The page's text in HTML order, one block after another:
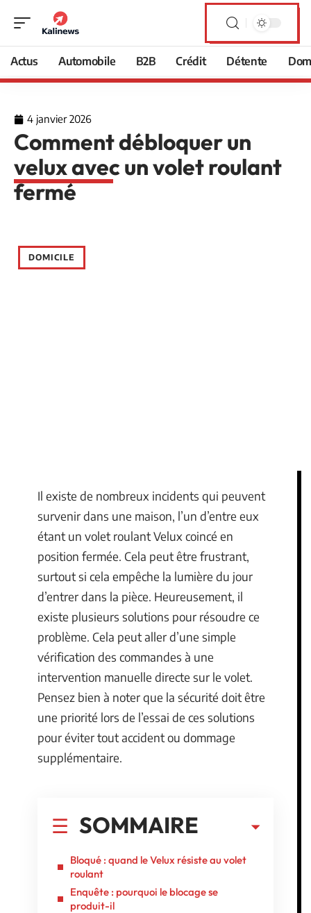
Actus Automobile B2B Crédit Détente
4 janvier 2026
Comment débloquer un
velux avec un volet roulant
fermé
DOMICILE
Il existe de nombreux incidents qui peuvent
survenir dans une maison, l’un d’entre eux
étant un volet roulant Velux coincé en
position fermée. Cela peut être frustrant,
surtout si cela empêche la lumière du jour
d’entrer dans la pièce. Heureusement, il
existe plusieurs solutions pour résoudre ce
problème. Cela peut aller d’une simple
vérification des commandes à une
intervention manuelle directe sur le volet.
Pensez bien à noter que la sécurité doit être
une priorité lors de l’essai de ces solutions
pour éviter tout accident ou dommage
supplémentaire.
SOMMAIRE
Bloqué : quand le Velux résiste au volet
roulant
Enquête : pourquoi le blocage se
produit-il